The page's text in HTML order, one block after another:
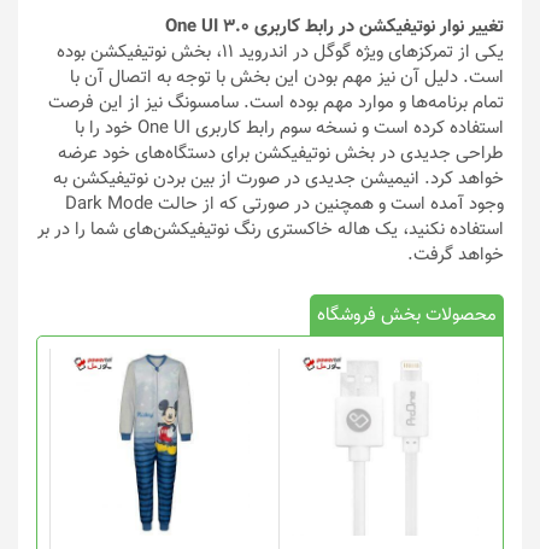
تغییر نوار نوتیفیکشن در رابط کاربری One UI 3.0
یکی از تمرکزهای ویژه گوگل در اندروید 11، بخش نوتیفیکشن بوده
است. دلیل آن نیز مهم بودن این بخش با توجه به اتصال آن با
تمام برنامه‌‌ها و موارد مهم بوده است. سامسونگ نیز از این فرصت
استفاده کرده است و نسخه سوم رابط کاربری One UI خود را با
طراحی جدیدی در بخش نوتیفیکشن برای دستگاه‌های خود عرضه
خواهد کرد. انیمیشن جدیدی در صورت از بین بردن نوتیفیکشن به
وجود آمده است و همچنین در صورتی که از حالت Dark Mode
استفاده نکنید، یک هاله خاکستری رنگ نوتیفیکشن‌های شما را در بر
خواهد گرفت.
محصولات بخش فروشگاه